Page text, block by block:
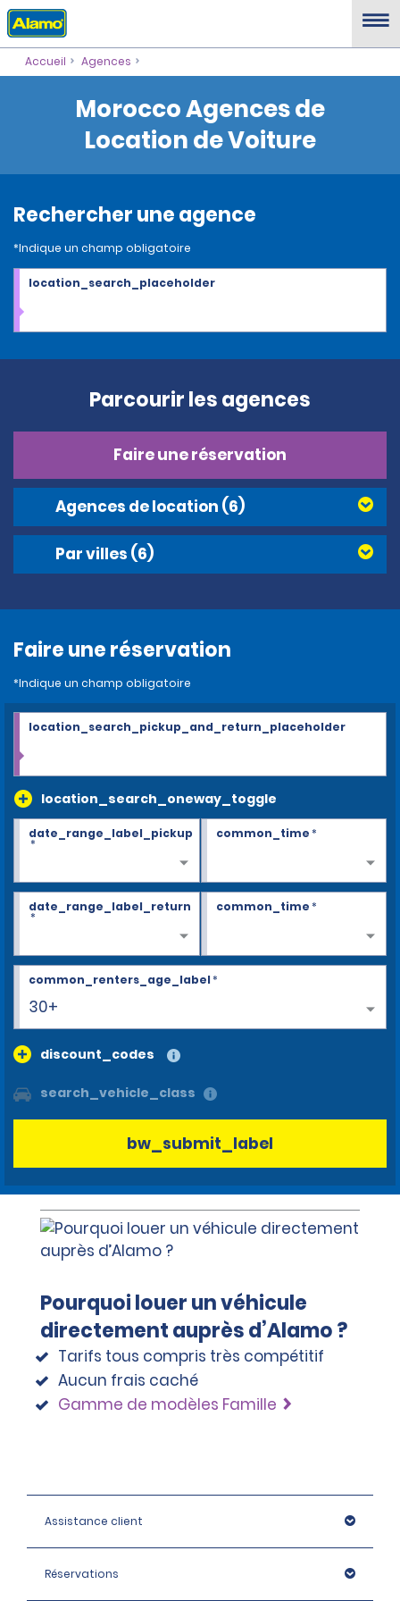
Accueil Agences
Morocco Agences de
Location de Voiture
Rechercher une agence
*Indique un champ obligatoire
location_search_placeholder
Parcourir les agences
Faire une réservation
Agences de location (6)
Par villes (6)
Faire une réservation
*Indique un champ obligatoire
location_search_oneway_toggle
location_search_pickup_and_return_placeholder
date_range_label_pickup
*
common_time*
date_range_label_return
*
common_time*
30+
common_renters_age_label*
discount_codes
search_vehicle_class
bw_submit_label
Pourquoi louer un véhicule
directement auprès d’Alamo ?
Tarifs tous compris très compétitif
Aucun frais caché
Gamme de modèles Famille
Assistance client
Réservations